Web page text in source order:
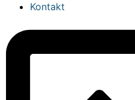
Kontakt